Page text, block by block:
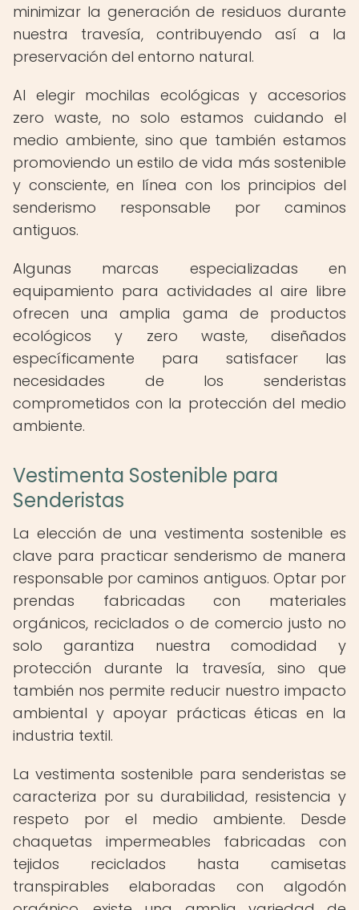
minimizar la generación de residuos durante
nuestra travesía, contribuyendo así a la
preservación del entorno natural.
Al elegir mochilas ecológicas y accesorios
zero waste, no solo estamos cuidando el
medio ambiente, sino que también estamos
promoviendo un estilo de vida más sostenible
y consciente, en línea con los principios del
senderismo responsable por caminos
antiguos.
Algunas marcas especializadas en
equipamiento para actividades al aire libre
ofrecen una amplia gama de productos
ecológicos y zero waste, diseñados
específicamente para satisfacer las
necesidades de los senderistas
comprometidos con la protección del medio
ambiente.
Vestimenta Sostenible para
Senderistas
La elección de una vestimenta sostenible es
clave para practicar senderismo de manera
responsable por caminos antiguos. Optar por
prendas fabricadas con materiales
orgánicos, reciclados o de comercio justo no
solo garantiza nuestra comodidad y
protección durante la travesía, sino que
también nos permite reducir nuestro impacto
ambiental y apoyar prácticas éticas en la
industria textil.
La vestimenta sostenible para senderistas se
caracteriza por su durabilidad, resistencia y
respeto por el medio ambiente. Desde
chaquetas impermeables fabricadas con
tejidos reciclados hasta camisetas
transpirables elaboradas con algodón